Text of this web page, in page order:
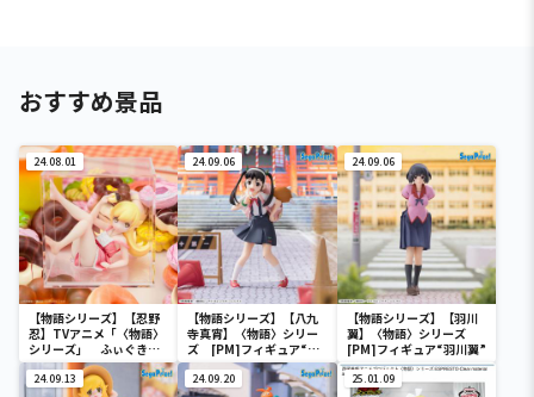
おすすめ景品
24.08.01
【物語シリーズ】【忍野
忍】TVアニメ「〈物語〉
シリーズ」 ふぃぐきゅ
ーぶ 忍野忍
24.09.06
【物語シリーズ】【八九
寺真宵】〈物語〉シリー
ズ [PM]フィギュア“八
九寺真宵”
24.09.06
【物語シリーズ】【羽川
翼】〈物語〉シリーズ
[PM]フィギュア“羽川翼”
24.09.13 24.09.20 25.01.09